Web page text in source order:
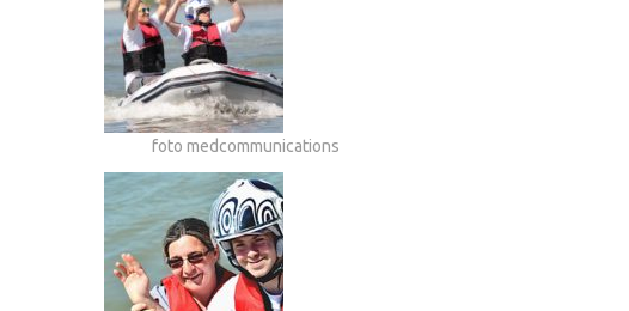
foto medcommunications